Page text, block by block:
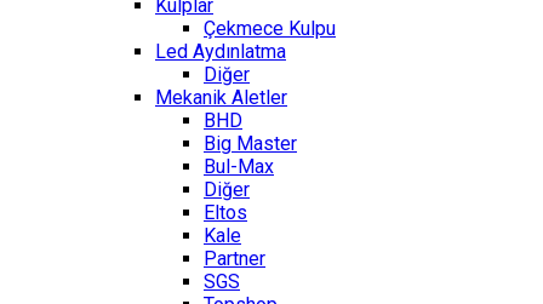
Kulplar
Çekmece Kulpu
Led Aydınlatma
Diğer
Mekanik Aletler
BHD
Big Master
Bul-Max
Diğer
Eltos
Kale
Partner
SGS